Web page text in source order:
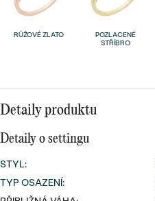
Wave
RŮŽOVÉ ZLATO
POZLACENÉ
STŘÍBRO
Detaily produktu
Detaily o settingu
STYL:
TYP OSAZENÍ: